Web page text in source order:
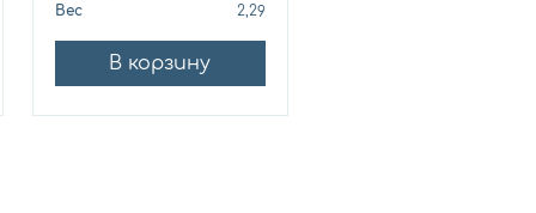
Вес
2,29
В корзину